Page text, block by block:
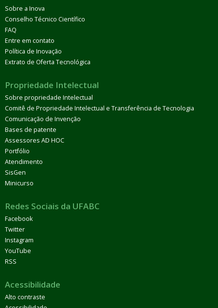
Sobre a Inova
Conselho Técnico Científico
FAQ
Entre em contato
Política de Inovação
Extrato de Oferta Tecnológica
Propriedade Intelectual
Sobre propriedade Intelectual
Comitê de Propriedade Intelectual e Transferência de Tecnologia
Comunicação de Invenção
Bases de patente
Assessores AD HOC
Portfólio
Atendimento
SisGen
Minicurso
Redes Sociais da UFABC
Facebook
Twitter
Instagram
YouTube
RSS
Acessibilidade
Alto contraste